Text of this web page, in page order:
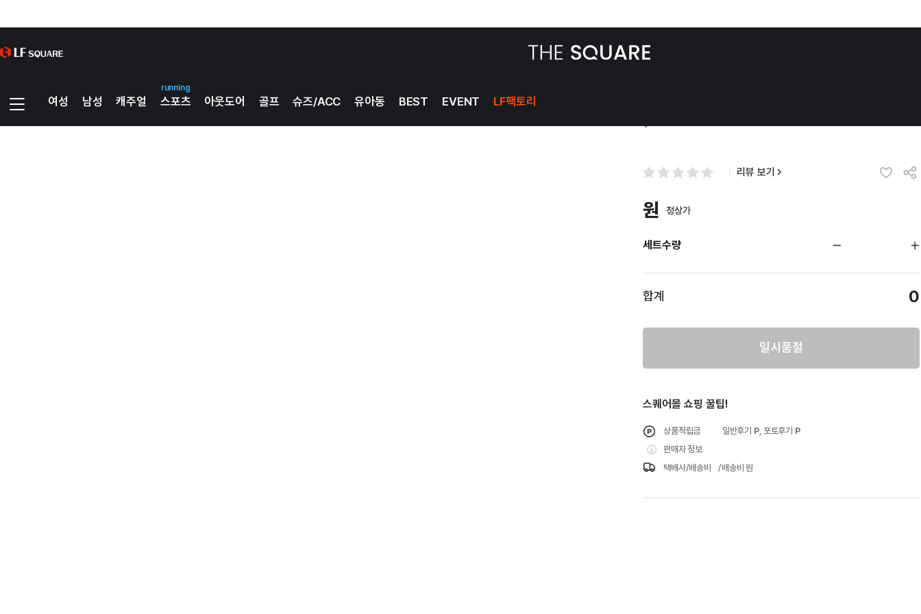
여성 남성 캐주얼
running
스포츠 아웃도어 골프 슈즈/ACC 유아동 BEST EVENT LF팩토리
리뷰 보기
원 정상가
세트수량
합계 0
일시품절
스퀘어몰 쇼핑 꿀팁!
상품적립금 일반후기 P, 포토후기 P
판매자 정보
택배사/배송비
/배송비 원